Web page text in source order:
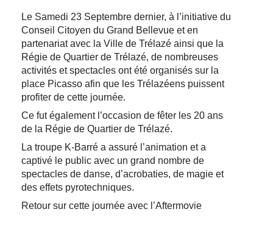
Le Samedi 23 Septembre dernier, à l’initiative du
Conseil Citoyen du Grand Bellevue et en
partenariat avec la Ville de Trélazé ainsi que la
Régie de Quartier de Trélazé, de nombreuses
activités et spectacles ont été organisés sur la
place Picasso afin que les Trélazéens puissent
profiter de cette journée.
Ce fut également l’occasion de fêter les 20 ans
de la Régie de Quartier de Trélazé.
La troupe K-Barré a assuré l’animation et a
captivé le public avec un grand nombre de
spectacles de danse, d’acrobaties, de magie et
des effets pyrotechniques.
Retour sur cette journée avec l’Aftermovie